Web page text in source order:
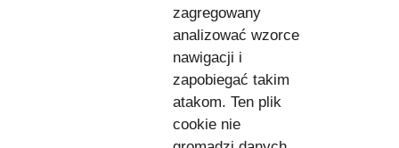
zagregowany
analizować wzorce
nawigacji i
zapobiegać takim
atakom. Ten plik
cookie nie